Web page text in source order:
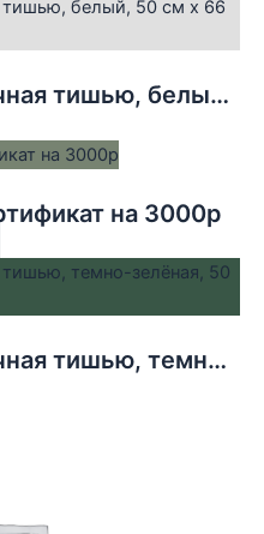
Бумага упаковочная тишью, белый, 50 см х 66 см
на 3000р
Бумага упаковочная тишью, темно-зелёная, 50 х 66 см